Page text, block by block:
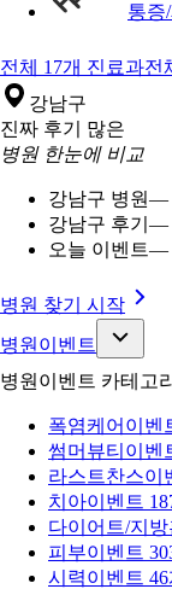
통증
전체 17개 진료과전
강남구
진짜 후기 많은
병원 한눈에 비교
강남구 병원—
강남구 후기 —
오늘 이벤트—
병원 찾기 시작
병원이벤트
병원이벤트 카테고리
폭염케어 이벤
썸머뷰티 이벤
라스트찬스이
치아이벤트
다이어트/지방
피부이벤트
시력이벤트 46